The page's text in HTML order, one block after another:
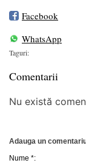
Facebook
WhatsApp
Taguri:
Comentarii
Nu există
Adauga un
Nume *: